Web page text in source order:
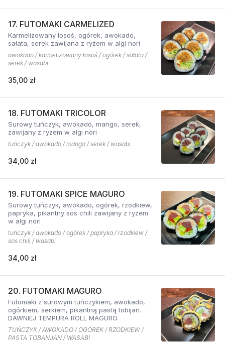
17. FUTOMAKI CARMELIZED
Karmelizowany łosoś, ogórek, awokado,
sałata, serek zawijana z ryżem w algi nori
awokado / karmelizowany łosoś / ogórek / sałata /
serek / wasabi
35,00 zł
18. FUTOMAKI TRICOLOR
Surowy tuńczyk, awokado, mango, serek,
zawijany z ryżem w algi nori
tuńczyk / awokado / mango / serek / wasabi
34,00 zł
19. FUTOMAKI SPICE MAGURO
Surowy tuńczyk, awokado, ogórek, rzodkiew,
papryka, pikantny sos chili zawijany z ryżem
w algi nori
tuńczyk / awokado / ogórek / papryka / rzodkiew /
sos chili / wasabi
34,00 zł
20. FUTOMAKI MAGURO
Futomaki z surowym tuńczykiem, awokado,
ogórkiem, serkiem, pikantną pastą tobijan.
DAWNIEJ TEMPURA ROLL MAGURO.
TUŃCZYK / AWOKADO / OGÓREK / RZODKIEW /
PASTA TOBANJAN / WASABI